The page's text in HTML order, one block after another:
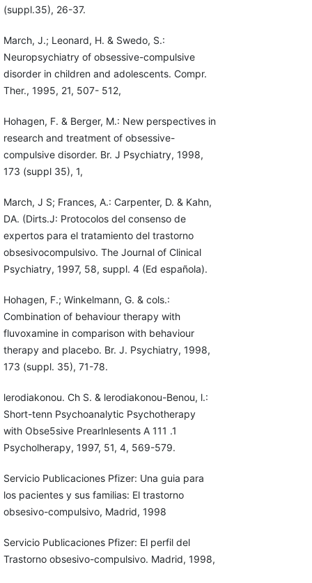
(suppl.35), 26-37.
March, J.; Leonard, H. & Swedo, S.:
Neuropsychiatry of obsessive-com­pulsive
disorder in children and adolescents. Compr.
Ther., 1995, 21, 507- 512,
Hohagen, F. & Berger, M.: New perspectives in
research and treatment of obsessive-
compulsive disorder. Br. J Psychiatry, 1998,
173 (suppl 35), 1,
March, J S; Frances, A.: Carpenter, D. & Kahn,
DA. (Dirts.J: Protoco­los del consenso de
expertos para el tratamiento del trastorno
obsesivo­compulsivo. The Journal of Clinical
Psychiatry, 1997, 58, suppl. 4 (Ed española).
Hohagen, F.; Winkelmann, G. & cols.:
Combination of behaviour the­rapy with
fluvoxamine in comparison with behaviour
therapy and place­bo. Br. J. Psychiatry, 1998,
173 (suppl. 35), 71-78.
lerodiakonou. Ch S. & lerodiakonou-Benou, l.:
Short-tenn Psychoa­nalytic Psychotherapy
with Obse5sive Prearlnlesents A 111 .1
Psychol­herapy, 1997, 51, 4, 569-579.
Servicio Publicaciones Pfizer: Una guia para
los pacientes y sus familias: El trastorno
obsesivo-compulsivo, Madrid, 1998
Servicio Publicaciones Pfizer: El perfil del
Trastorno obsesivo-compul­sivo. Madrid, 1998,